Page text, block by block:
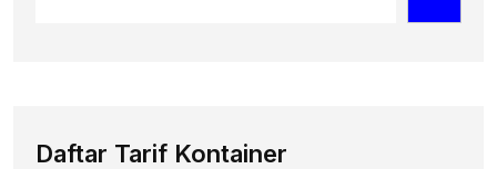
Daftar Tarif Kontainer